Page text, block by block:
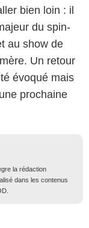
bien loin : il
du spin-
au show de
Un retour
évoqué mais
prochaine
la rédaction
dans les contenus